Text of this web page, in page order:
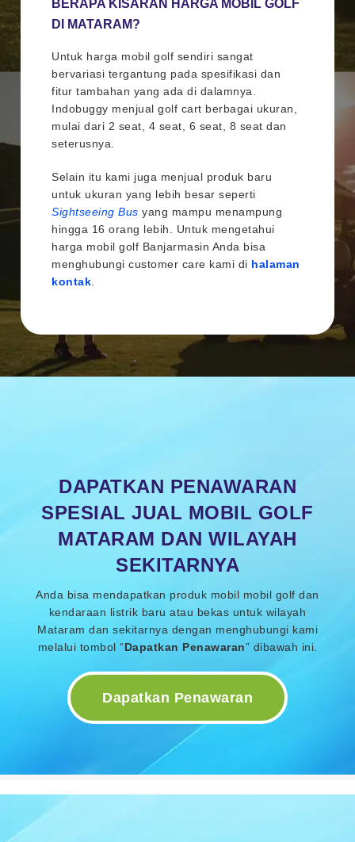
BERAPA KISARAN HARGA MOBIL GOLF
DI MATARAM?
Untuk harga mobil golf sendiri sangat
bervariasi tergantung pada spesifikasi dan
fitur tambahan yang ada di dalamnya.
Indobuggy menjual golf cart berbagai ukuran,
mulai dari 2 seat, 4 seat, 6 seat, 8 seat dan
seterusnya.
Selain itu kami juga menjual produk baru
untuk ukuran yang lebih besar seperti
Sightseeing Busyang mampu menampung
hingga 16 orang lebih. Untuk mengetahui
harga mobil golf Banjarmasin Anda bisa
menghubungi customer care kami di halaman
kontak
DAPATKAN PENAWARAN
SPESIAL JUAL MOBIL GOLF
MATARAM DAN WILAYAH
SEKITARNYA
Anda bisa mendapatkan produk mobil mobil golf dan
kendaraan listrik baru atau bekas untuk wilayah
Mataram dan sekitarnya dengan menghubungi kami
melalui tombol “Dapatkan Penawaran” dibawah ini.
Dapatkan Penawaran